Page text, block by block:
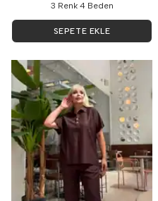
3 Renk 4 Beden
SEPETE EKLE